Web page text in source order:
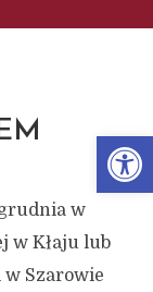
w
w Kłaju lub
Szarowie